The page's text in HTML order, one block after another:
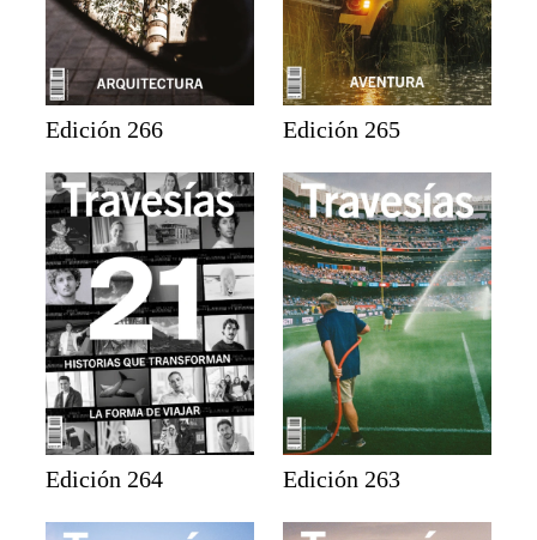
Edición 266 Edición 265
Edición 264 Edición 263